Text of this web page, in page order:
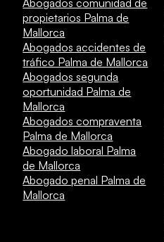
propietarios Palma de
Mallorca
Abogados accidentes de
tráfico Palma de Mallorca
Abogados segunda
oportunidad Palma de
Mallorca
Abogados compraventa
Palma de Mallorca
Abogado laboral Palma
de Mallorca
Abogado penal Palma de
Mallorca